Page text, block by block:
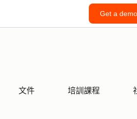
Get a demo
文件 培訓課程